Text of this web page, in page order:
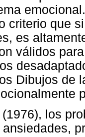
criterio que
es
válidos
Dibujos de
los